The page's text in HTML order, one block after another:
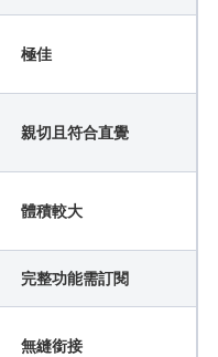
極佳
親切且符合直覺
體積較大
完整功能需訂閱
無縫銜接